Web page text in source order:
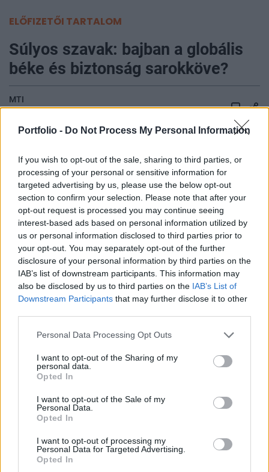
Portfolio - Do Not Process My Personal Information
If you wish to opt-out of the sale, sharing to third parties, or
processing of your personal or sensitive information for
targeted advertising by us, please use the below opt-out
section to confirm your selection. Please note that after your
opt-out request is processed you may continue seeing
interest-based ads based on personal information utilized by
us or personal information disclosed to third parties prior to
your opt-out. You may separately opt-out of the further
disclosure of your personal information by third parties on the
IAB’s list of downstream participants. This information may
also be disclosed by us to third parties on the IAB’s List of
Downstream Participants that may further disclose it to other
Personal Data Processing Opt Outs
I want to opt-out of the Sharing of my
personal data.
Opted In
I want to opt-out of the Sale of my
Personal Data.
Opted In
I want to opt-out of processing my
Personal Data for Targeted Advertising.
Opted In
ELŐFIZETŐI TARTALOM
Súlyos szavak: bajban a globális
béke és biztonság sarokköve?
MTI
törvényjavaslatot terjesztett elő a Nemzetközi
Büntetőbíróságot (ICC) szankcionálásáról,
válaszul arra, hogy az előző hónapban Karim Khan
főügyész elfogatóparancs kiadását kérte
Benjámin Netanjahu izraeli miniszterelnök és
korábbi védelmi miniszere, Joáv Galant ellen
emberiesség elleni és háborús bűncselekmények
miatt. Az ügy folytatásaként ma Tomoko Akane, a
Nemzetközi Büntetőbíróság elnöke Hágában úgy
fogalmazott, hogy a Nemzetközi Büntetőbíróságot
érő fenyegetések az ENSZ egyes állandó tagjainak
részéről „az intézmény létét veszélyeztetik”. Paivi
elnöke szerint támogatni kell a Nemzetközi
Büntetőbíróságot, biztosítani ellenállóképességét
és sikerét, mint a globális béke és biztonság
sarokkövét.
A Nemzetközi Büntetőbíróságot megalapító Római
Statútum részes államainak közgyűlése huszonharmadik
ülésszakán felszólaló Tomoko Akane azt mondta: a